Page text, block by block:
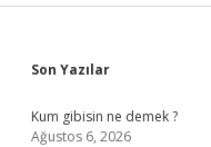
Sidebar
Son Yazılar
Kum gibisin ne demek ?
Ağustos 6, 2026